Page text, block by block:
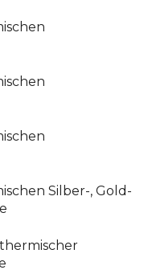
Silber-, Gold-